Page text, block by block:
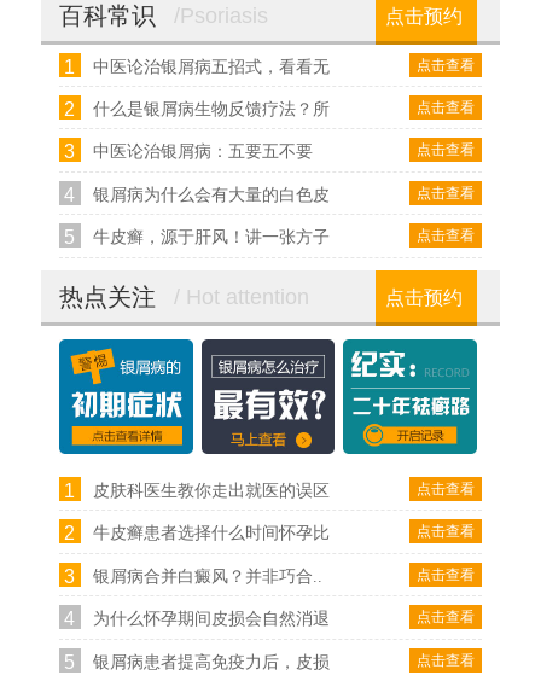
百科常识 /Psoriasis 点击预约
1 点击查看
中医论治银屑病五招式，看看无
2 点击查看
什么是银屑病生物反馈疗法？所
3 点击查看
中医论治银屑病：五要五不要
4 点击查看
银屑病为什么会有大量的白色皮
5 点击查看
牛皮癣，源于肝风！讲一张方子
热点关注 / Hot attention 点击预约
1 点击查看
皮肤科医生教你走出就医的误区
2 点击查看
牛皮癣患者选择什么时间怀孕比
3 点击查看
银屑病合并白癜风？并非巧合..
4 点击查看
为什么怀孕期间皮损会自然消退
5 点击查看
银屑病患者提高免疫力后，皮损